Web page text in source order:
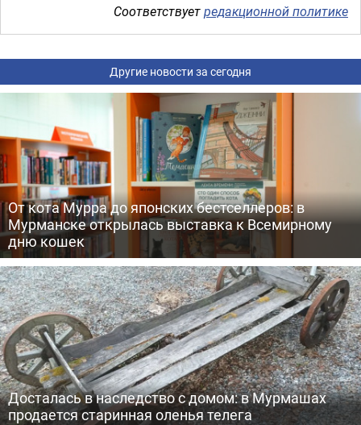
Соответствуетредакционной политике
Другие новости за сегодня
От кота Мурра до японских бестселлеров: в
Мурманске открылась выставка к Всемирному
дню кошек
Досталась в наследство с домом: в Мурмашах
продается старинная оленья телега